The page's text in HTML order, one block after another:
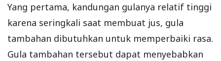
Yang pertama, kandungan gulanya relatif tinggi
karena seringkali saat membuat jus, gula
tambahan dibutuhkan untuk memperbaiki rasa.
Gula tambahan tersebut dapat menyebabkan